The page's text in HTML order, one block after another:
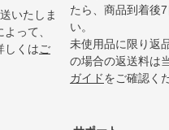
いたしま
って、
しくはご
たら、商品到着後
い。
未使用品に限り返
の場合の返送料は
ガイドをご確認く